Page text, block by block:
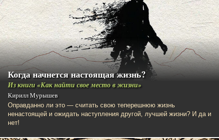
Когда начнется настоящая жизнь?
Из книги «Как найти свое место в жизни​»
Кирилл Мурышев
Оправданно ли это — считать свою теперешнюю жизнь
ненастоящей и ожидать наступления другой, лучшей жизни? И да и
нет!